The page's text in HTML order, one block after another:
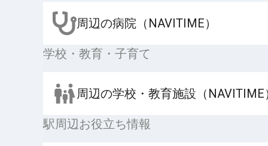
周辺の病院（NAVITIME）
学校・教育・子育て
周辺の学校・教育施設（NAVITIME
駅周辺お役立ち情報